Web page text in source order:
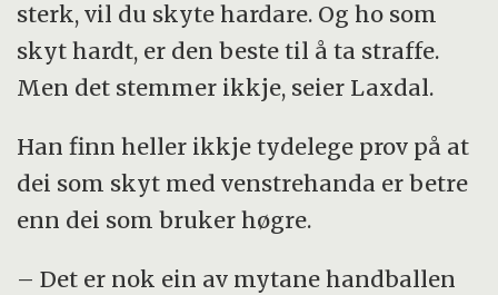
sterk, vil du skyte hardare. Og ho som
skyt hardt, er den beste til å ta straffe.
Men det stemmer ikkje, seier Laxdal.
Han finn heller ikkje tydelege prov på at
dei som skyt med venstrehanda er betre
enn dei som bruker høgre.
– Det er nok ein av mytane handballen